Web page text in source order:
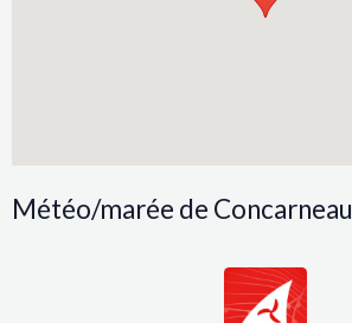
Météo/marée de Concarneau